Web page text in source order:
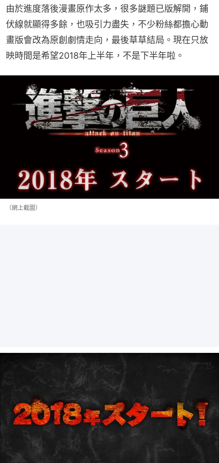
由於進度落後漫畫原作太多，很多謎題已版解開，鋪
伏線就顯得多餘，也吸引力盡失，不少粉絲都擔心動
畫版會改為原創劇情走向，最後草草結局。現在只放
映時間是希望2018年上半年，不是下半年啦。
（網上截圖）